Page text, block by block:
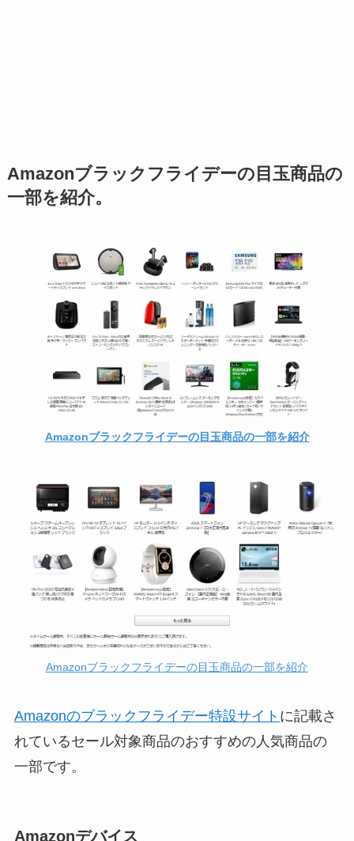
Amazonブラックフライデーの目玉商品の
一部を紹介。
Amazonブラックフライデーの目玉商品の一部を紹介
Amazonブラックフライデーの目玉商品の一部を紹介
Amazonのブラックフライデー特設サイト に記載さ
れているセール対象商品のおすすめの人気商品の
一部です。
Amazonデバイス